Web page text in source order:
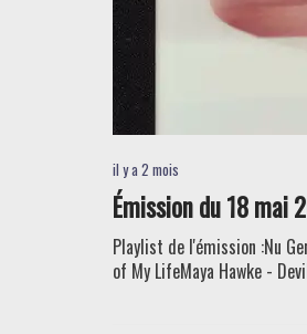
Émission du 18 mai
Playlist de l'émission :Nu
of My LifeMaya Hawke -